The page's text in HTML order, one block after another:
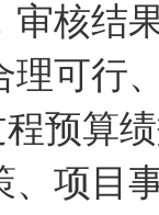
审核结
理可行
算绩
、项目